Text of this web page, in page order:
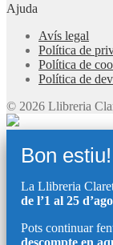
Ajuda
Avís legal
Política de
Política de
Política de
© 2026 Llibreria
Bon estiu!
La Llibreria
de l’1 al 25
Pots continuar
descompte en